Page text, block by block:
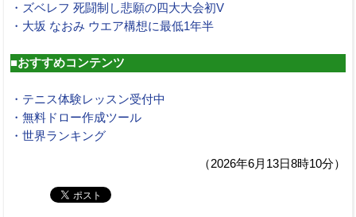
・ズベレフ 死闘制し悲願の四大大会初V
・大坂 なおみ ウエア構想に最低1年半
■おすすめコンテンツ
・テニス体験レッスン受付中
・無料ドロー作成ツール
・世界ランキング
（2026年6月13日8時10分）